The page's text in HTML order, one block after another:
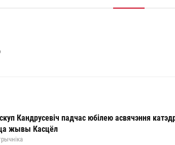
Кандрусевіч падчас юбілею асвячэння
жывы Касцёл